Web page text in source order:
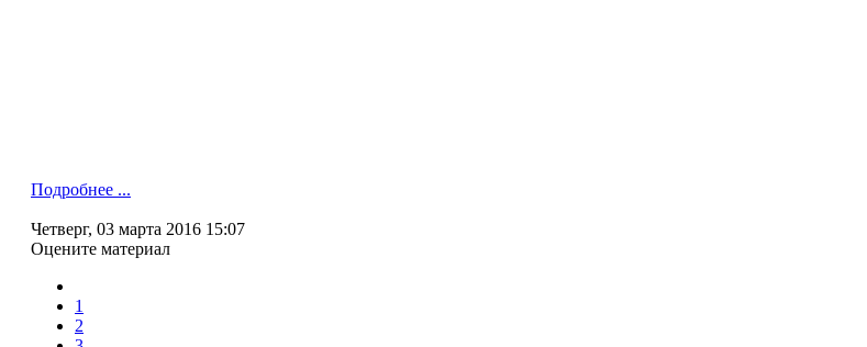
Подробнее ...
Четверг, 03 марта 2016 15:07
Оцените материал
1
2